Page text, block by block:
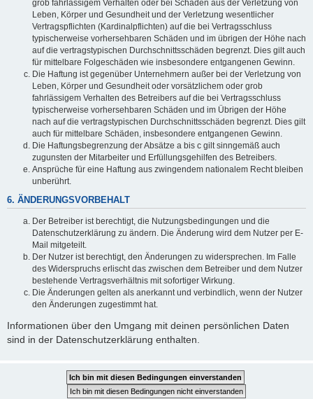
grob fahrlässigem Verhalten oder bei Schäden aus der Verletzung von
Leben, Körper und Gesundheit und der Verletzung wesentlicher
Vertragspflichten (Kardinalpflichten) auf die bei Vertragsschluss
typischerweise vorhersehbaren Schäden und im übrigen der Höhe nach
auf die vertragstypischen Durchschnittsschäden begrenzt. Dies gilt auch
für mittelbare Folgeschäden wie insbesondere entgangenen Gewinn.
Die Haftung ist gegenüber Unternehmern außer bei der Verletzung von
Leben, Körper und Gesundheit oder vorsätzlichem oder grob
fahrlässigem Verhalten des Betreibers auf die bei Vertragsschluss
typischerweise vorhersehbaren Schäden und im Übrigen der Höhe
nach auf die vertragstypischen Durchschnittsschäden begrenzt. Dies gilt
auch für mittelbare Schäden, insbesondere entgangenen Gewinn.
Die Haftungsbegrenzung der Absätze a bis c gilt sinngemäß auch
zugunsten der Mitarbeiter und Erfüllungsgehilfen des Betreibers.
Ansprüche für eine Haftung aus zwingendem nationalem Recht bleiben
unberührt.
6. ÄNDERUNGSVORBEHALT
Der Betreiber ist berechtigt, die Nutzungsbedingungen und die
Datenschutzerklärung zu ändern. Die Änderung wird dem Nutzer per E-
Mail mitgeteilt.
Der Nutzer ist berechtigt, den Änderungen zu widersprechen. Im Falle
des Widerspruchs erlischt das zwischen dem Betreiber und dem Nutzer
bestehende Vertragsverhältnis mit sofortiger Wirkung.
Die Änderungen gelten als anerkannt und verbindlich, wenn der Nutzer
den Änderungen zugestimmt hat.
Informationen über den Umgang mit deinen persönlichen Daten
sind in der Datenschutzerklärung enthalten.